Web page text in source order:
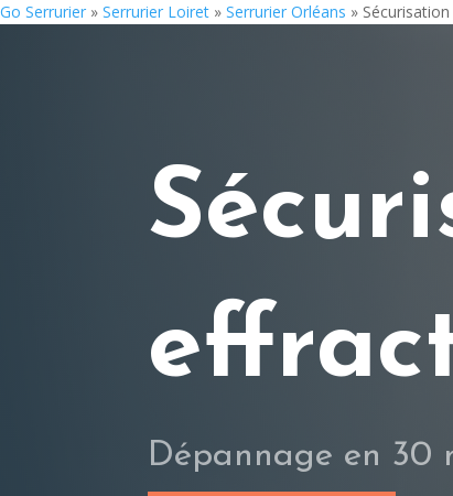
Go Serrurier » Serrurier Loiret » Serrurier Orléans »
Dépannage en 30